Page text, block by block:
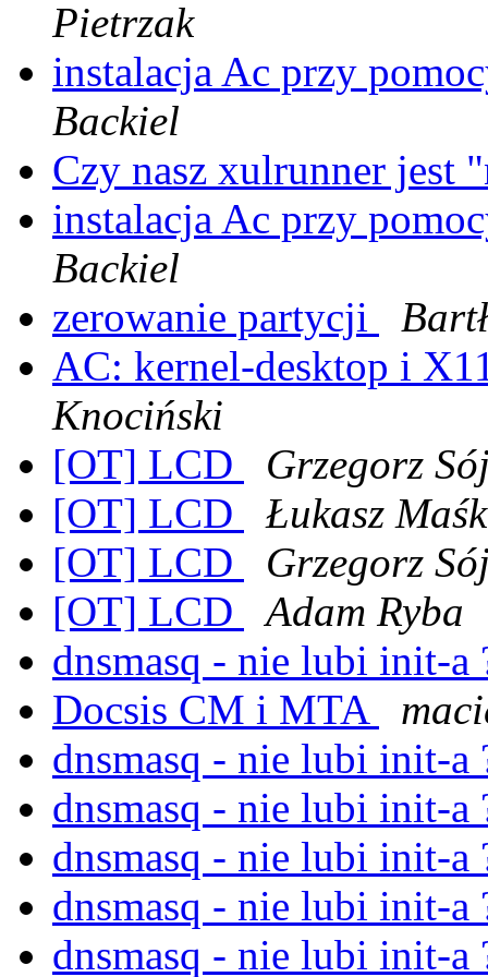
Pietrzak
instalacja Ac przy
Backiel
Czy nasz xulrunner jest
instalacja Ac przy
Backiel
zerowanie partycji
AC: kernel-desktop i
Knociński
[OT] LCD
Grzegorz
[OT] LCD
Łukasz
[OT] LCD
Grzegorz
[OT] LCD
Adam Ryba
dnsmasq - nie lubi init-a
Docsis CM i MTA
dnsmasq - nie lubi init-a
dnsmasq - nie lubi init-a
dnsmasq - nie lubi init-a
dnsmasq - nie lubi init-a
dnsmasq - nie lubi init-a